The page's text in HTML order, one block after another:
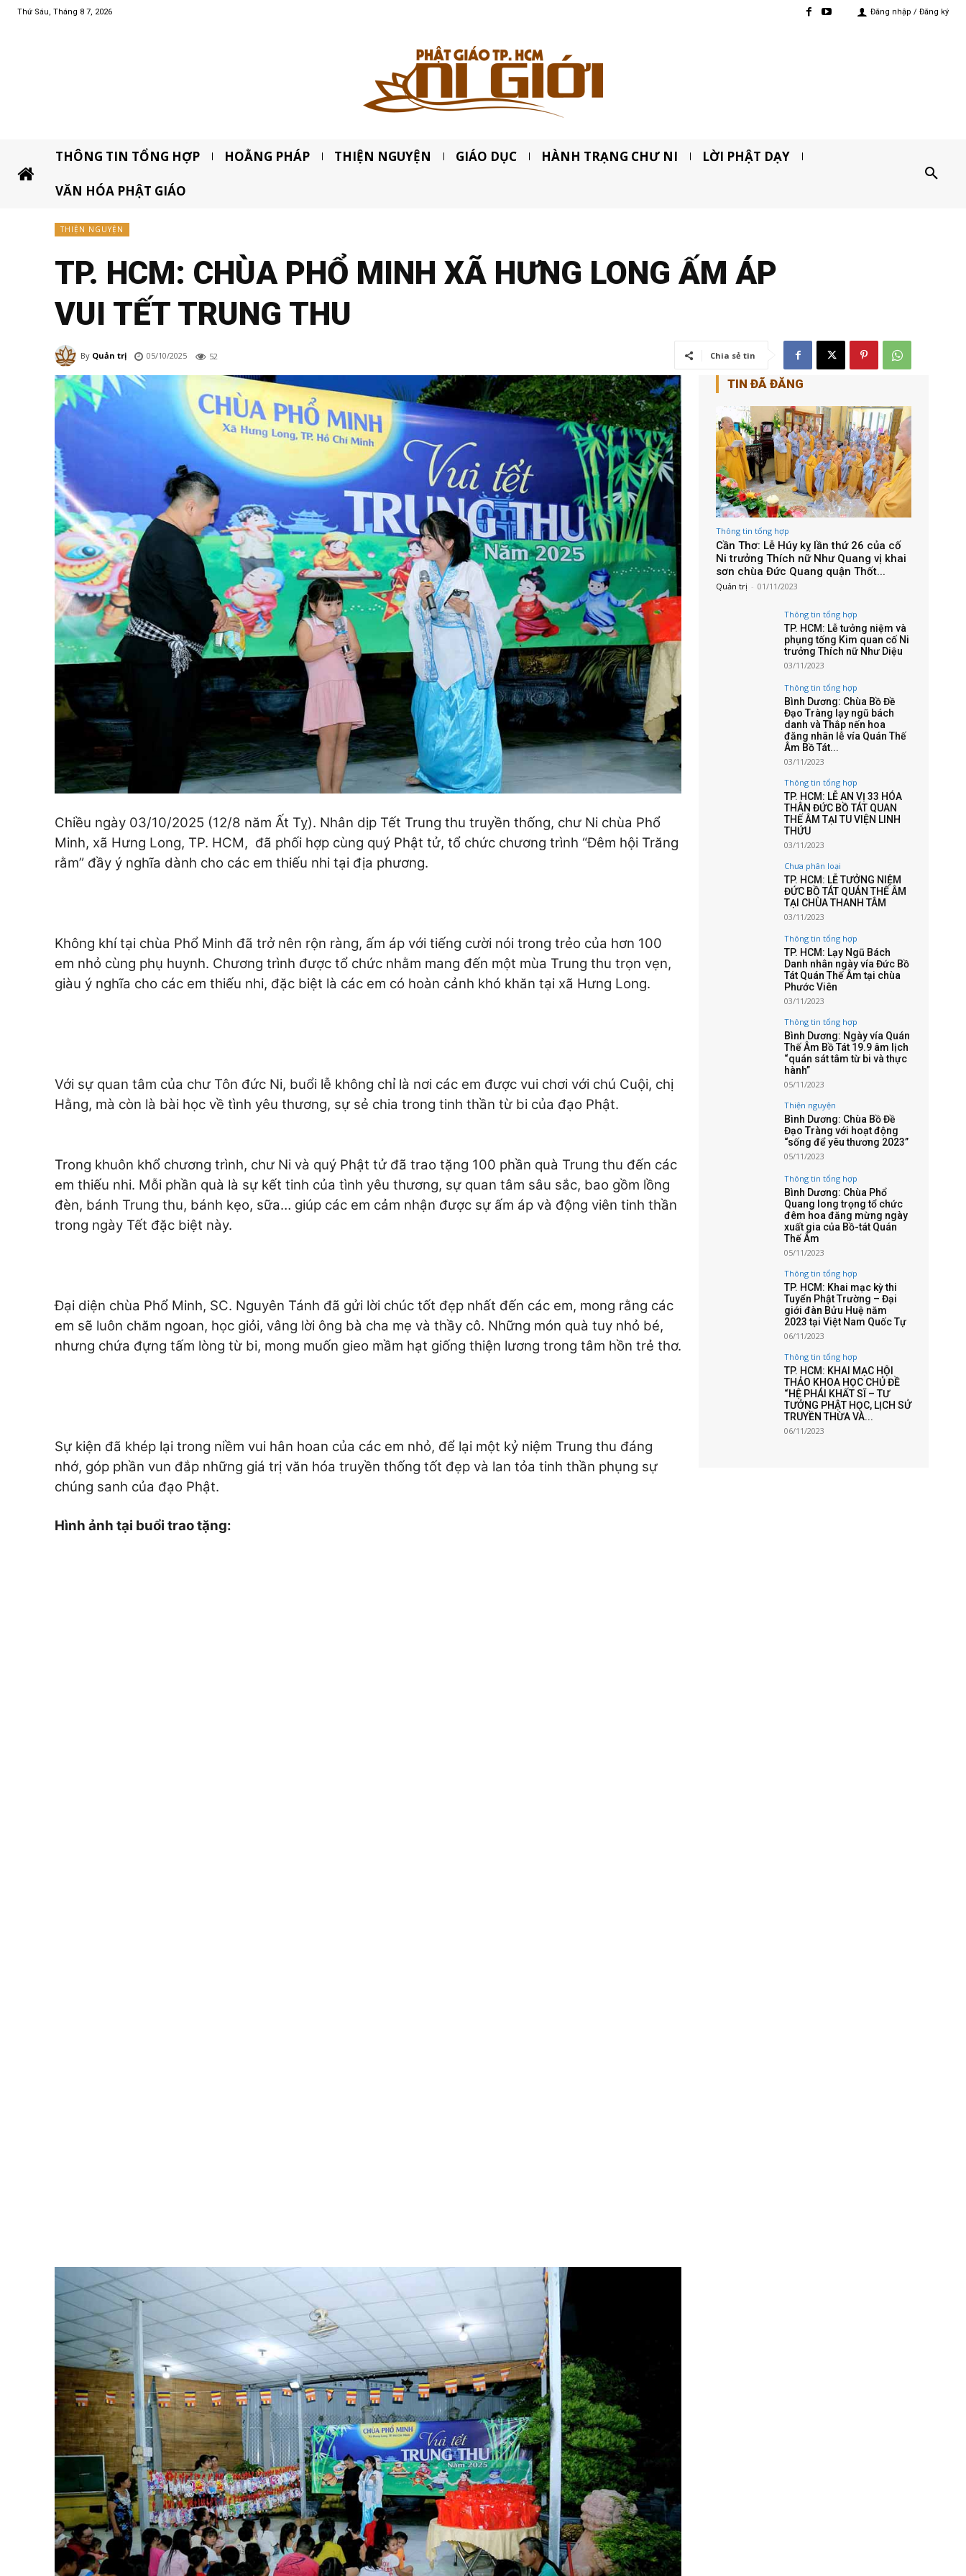
Thứ Sáu, Tháng 8 7, 2026 Đăng nhập / Đăng ký
THÔNG TIN TỔNG HỢP HOẰNG PHÁP THIỆN NGUYỆN GIÁO DỤC HÀNH TRẠNG CHƯ NI LỜI PHẬT DẠY
VĂN HÓA PHẬT GIÁO
THIỆN NGUYỆN
TP. HCM: CHÙA PHỔ MINH XÃ HƯNG LONG ẤM ÁP
VUI TẾT TRUNG THU
By Quản trị 05/10/2025 52 Chia sẻ tin
Chiều ngày 03/10/2025 (12/8 năm Ất Tỵ). Nhân dịp Tết Trung thu truyền thống, chư Ni chùa Phổ
Minh, xã Hưng Long, TP. HCM, đã phối hợp cùng quý Phật tử, tổ chức chương trình “Đêm hội Trăng
rằm” đầy ý nghĩa dành cho các em thiếu nhi tại địa phương.
Không khí tại chùa Phổ Minh đã trở nên rộn ràng, ấm áp với tiếng cười nói trong trẻo của hơn 100
em nhỏ cùng phụ huynh. Chương trình được tổ chức nhằm mang đến một mùa Trung thu trọn vẹn,
giàu ý nghĩa cho các em thiếu nhi, đặc biệt là các em có hoàn cảnh khó khăn tại xã Hưng Long.
Với sự quan tâm của chư Tôn đức Ni, buổi lễ không chỉ là nơi các em được vui chơi với chú Cuội, chị
Hằng, mà còn là bài học về tình yêu thương, sự sẻ chia trong tinh thần từ bi của đạo Phật.
Trong khuôn khổ chương trình, chư Ni và quý Phật tử đã trao tặng 100 phần quà Trung thu đến các
em thiếu nhi. Mỗi phần quà là sự kết tinh của tình yêu thương, sự quan tâm sâu sắc, bao gồm lồng
đèn, bánh Trung thu, bánh kẹo, sữa… giúp các em cảm nhận được sự ấm áp và động viên tinh thần
trong ngày Tết đặc biệt này.
Đại diện chùa Phổ Minh, SC. Nguyên Tánh đã gửi lời chúc tốt đẹp nhất đến các em, mong rằng các
em sẽ luôn chăm ngoan, học giỏi, vâng lời ông bà cha mẹ và thầy cô. Những món quà tuy nhỏ bé,
nhưng chứa đựng tấm lòng từ bi, mong muốn gieo mầm hạt giống thiện lương trong tâm hồn trẻ thơ.
Sự kiện đã khép lại trong niềm vui hân hoan của các em nhỏ, để lại một kỷ niệm Trung thu đáng
nhớ, góp phần vun đắp những giá trị văn hóa truyền thống tốt đẹp và lan tỏa tinh thần phụng sự
chúng sanh của đạo Phật.
Hình ảnh tại buổi trao tặng:
TIN ĐÃ ĐĂNG
Thông tin tổng hợp
Cần Thơ: Lễ Húy kỵ lần thứ 26 của cố
Ni trưởng Thích nữ Như Quang vị khai
sơn chùa Đức Quang quận Thốt...
Quản trị - 01/11/2023
Thông tin tổng hợp
TP. HCM: Lễ tưởng niệm và
phụng tống Kim quan cố Ni
trưởng Thích nữ Như Diệu
03/11/2023
Thông tin tổng hợp
Bình Dương: Chùa Bồ Đề
Đạo Tràng lạy ngũ bách
danh và Thắp nến hoa
đăng nhân lễ vía Quán Thế
Âm Bồ Tát...
03/11/2023
Thông tin tổng hợp
TP. HCM: LỄ AN VỊ 33 HÓA
THÂN ĐỨC BỒ TÁT QUAN
THẾ ÂM TẠI TU VIỆN LINH
THỨU
03/11/2023
Chưa phân loại
TP. HCM: LỄ TƯỞNG NIỆM
ĐỨC BỒ TÁT QUÁN THẾ ÂM
TẠI CHÙA THANH TÂM
03/11/2023
Thông tin tổng hợp
TP. HCM: Lạy Ngũ Bách
Danh nhân ngày vía Đức Bồ
Tát Quán Thế Âm tại chùa
Phước Viên
03/11/2023
Thông tin tổng hợp
Bình Dương: Ngày vía Quán
Thế Âm Bồ Tát 19.9 âm lịch
“quán sát tâm từ bi và thực
hành”
05/11/2023
Thiện nguyện
Bình Dương: Chùa Bồ Đề
Đạo Tràng với hoạt động
“sống để yêu thương 2023”
05/11/2023
Thông tin tổng hợp
Bình Dương: Chùa Phổ
Quang long trọng tổ chức
đêm hoa đăng mừng ngày
xuất gia của Bồ-tát Quán
Thế Âm
05/11/2023
Thông tin tổng hợp
TP. HCM: Khai mạc kỳ thi
Tuyển Phật Trường – Đại
giới đàn Bửu Huệ năm
2023 tại Việt Nam Quốc Tự
06/11/2023
Thông tin tổng hợp
TP. HCM: KHAI MẠC HỘI
THẢO KHOA HỌC CHỦ ĐỀ
“HỆ PHÁI KHẤT SĨ – TƯ
TƯỞNG PHẬT HỌC, LỊCH SỬ
TRUYỀN THỪA VÀ...
06/11/2023